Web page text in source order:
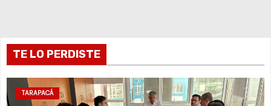
i
n
a
TE LO PERDISTE
TARAPACÁ